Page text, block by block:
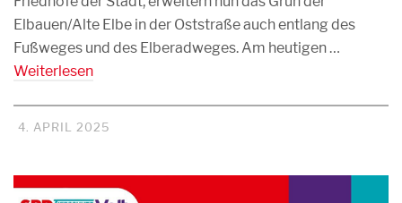
Elbauen/Alte Elbe in der Oststraße auch entlang des
Fußweges und des Elberadweges. Am heutigen …
Weiterlesen
4. APRIL 2025